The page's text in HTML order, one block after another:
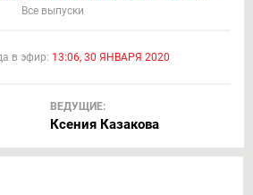
Все выпуски
в эфир: 13:06, 30 ЯНВАРЯ 2020
ВЕДУЩИЕ:
Ксения Казакова